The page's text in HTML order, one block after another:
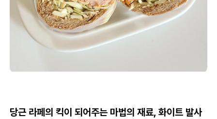
당근 라페의 킥이 되어주는 마법의 재료, 화이트 발사